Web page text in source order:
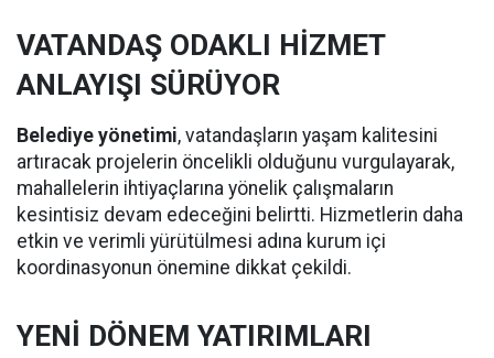
VATANDAŞ ODAKLI HİZMET
ANLAYIŞI SÜRÜYOR
Belediye yönetimi, vatandaşların yaşam kalitesini
artıracak projelerin öncelikli olduğunu vurgulayarak,
mahallelerin ihtiyaçlarına yönelik çalışmaların
kesintisiz devam edeceğini belirtti. Hizmetlerin daha
etkin ve verimli yürütülmesi adına kurum içi
koordinasyonun önemine dikkat çekildi.
YENİ DÖNEM YATIRIMLARI